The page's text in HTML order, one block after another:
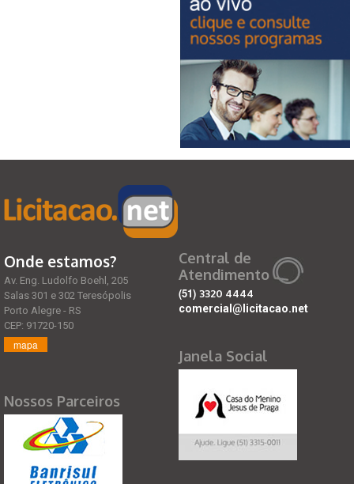
Onde estamos?
Av. Eng. Ludolfo Boehl, 205
Salas 301 e 302 Teresópolis
Porto Alegre - RS
CEP: 91720-150
mapa
Nossos Parceiros
Central de
Atendimento
(51) 3320 4444
comercial@licitacao.net
Janela Social